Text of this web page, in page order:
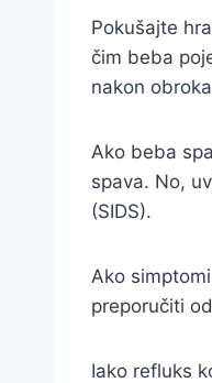
Pokušajte
čim beba
nakon
Ako beba
spava. No,
(SIDS).
Ako
preporučiti
Iako refluks